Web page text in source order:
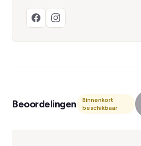
Beoordelingen
Binnenkort
beschikbaar